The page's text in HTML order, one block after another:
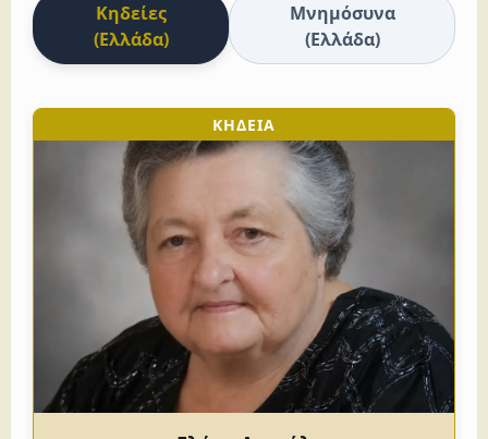
Κηδείες
(Ελλάδα)
Μνημόσυνα
(Ελλάδα)
ΚΗΔΕΙΑ